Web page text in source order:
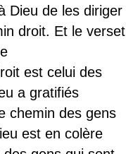
Dieu de les diriger
droit. Et le verset
est celui des
a gratifiés
chemin des gens
est en colère